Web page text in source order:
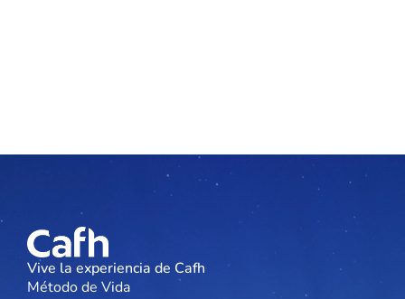
Vive la experiencia de Cafh
Método de Vida